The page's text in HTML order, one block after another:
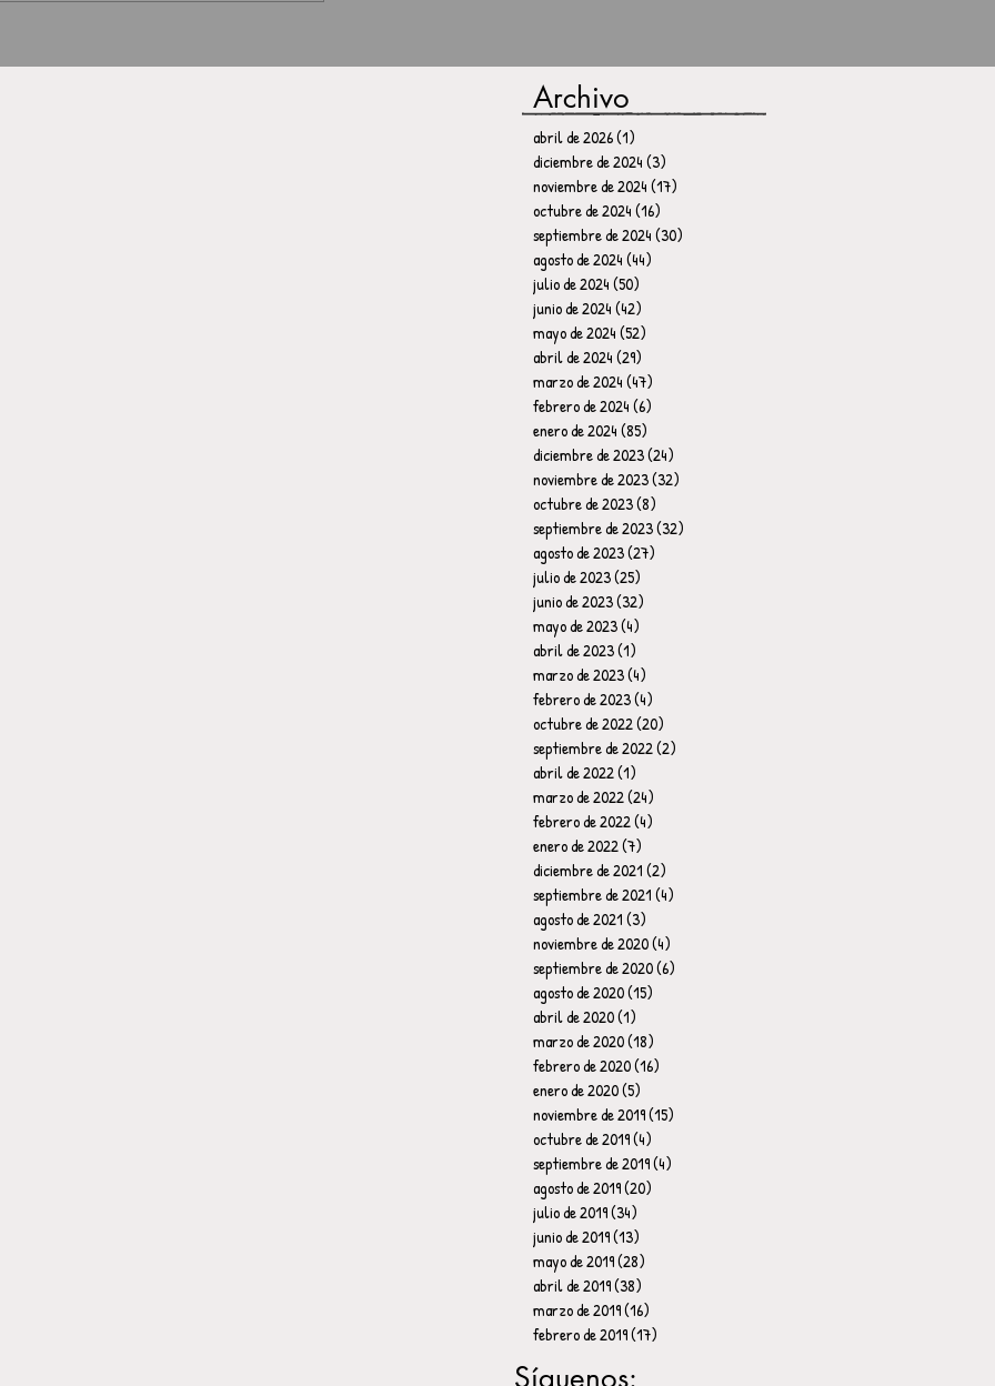
Archivo
abril de 2026(1)
diciembre de 2024(3)
noviembre de 2024(17)
octubre de 2024(16)
septiembre de 2024(30)
agosto de 2024(44)
julio de 2024(50)
junio de 2024(42)
mayo de 2024(52)
abril de 2024(29)
marzo de 2024(47)
febrero de 2024(6)
enero de 2024(85)
diciembre de 2023(24)
noviembre de 2023(32)
octubre de 2023(8)
septiembre de 2023(32)
agosto de 2023(27)
julio de 2023(25)
junio de 2023(32)
mayo de 2023(4)
abril de 2023(1)
marzo de 2023(4)
febrero de 2023(4)
octubre de 2022(20)
septiembre de 2022(2)
abril de 2022(1)
marzo de 2022(24)
febrero de 2022(4)
enero de 2022(7)
diciembre de 2021(2)
septiembre de 2021(4)
agosto de 2021(3)
noviembre de 2020(4)
septiembre de 2020(6)
agosto de 2020(15)
abril de 2020(1)
marzo de 2020(18)
febrero de 2020(16)
enero de 2020(5)
noviembre de 2019(15)
octubre de 2019(4)
septiembre de 2019(4)
agosto de 2019(20)
julio de 2019(34)
junio de 2019(13)
mayo de 2019(28)
abril de 2019(38)
marzo de 2019(16)
febrero de 2019(17)
Síguenos: